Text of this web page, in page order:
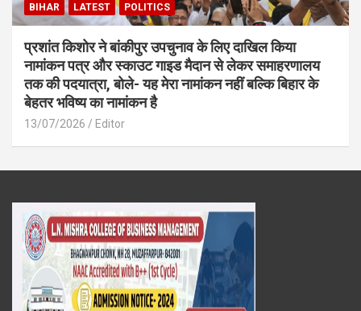
BIHAR LATEST POLITICS
प्रशांत किशोर ने बांकीपुर उपचुनाव के लिए दाखिल किया
नामांकन पत्र और स्काउट गाइड मैदान से लेकर समाहरणालय
तक की पदयात्रा, बोले- यह मेरा नामांकन नहीं बल्कि बिहार के
बेहतर भविष्य का नामांकन है
13/07/2026 Editor